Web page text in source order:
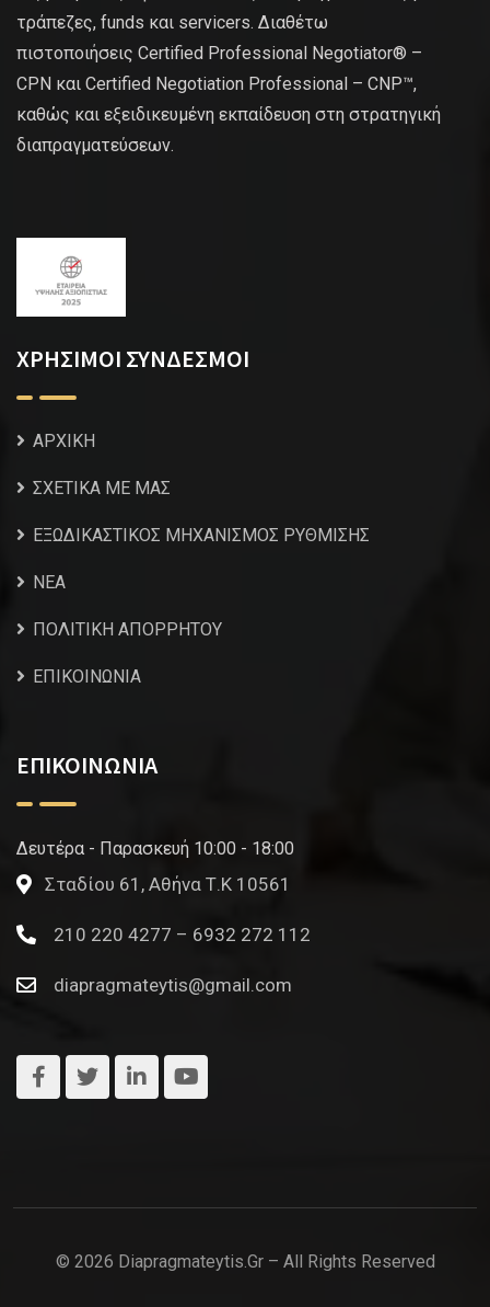
τράπεζες, funds και servicers. Διαθέτω
πιστοποιήσεις Certified Professional Negotiator® –
CPN και Certified Negotiation Professional – CNP™,
καθώς και εξειδικευμένη εκπαίδευση στη στρατηγική
διαπραγματεύσεων.
ΧΡΗΣΙΜΟΙ ΣΥΝΔΕΣΜΟΙ
ΑΡΧΙΚΗ
ΣΧΕΤΙΚΑ ΜΕ ΜΑΣ
ΕΞΩΔΙΚΑΣΤΙΚΟΣ ΜΗΧΑΝΙΣΜΟΣ ΡΥΘΜΙΣΗΣ
NEA
ΠΟΛΙΤΙΚΗ ΑΠΟΡΡΗΤΟΥ
ΕΠΙΚΟΙΝΩΝΙΑ
ΕΠΙΚΟΙΝΩΝΙΑ
Δευτέρα - Παρασκευή 10:00 - 18:00
Σταδίου 61, Αθήνα Τ.Κ 10561
210 220 4277 – 6932 272 112
diapragmateytis@gmail.com
© 2026 Diapragmateytis.gr – All Rights Reserved